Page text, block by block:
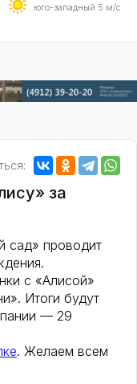
юго-западный 5 м/с
за
сад» проводит
с «Алисой»
Итоги будут
— 29
. Желаем всем